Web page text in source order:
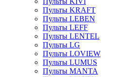
Пульты KRAFT
Пульты LEBEN
Пульты LEFF
Пульты LENTEL
Пульты LG
Пульты LOVIEW
Пульты LUMUS
Пульты MANTA